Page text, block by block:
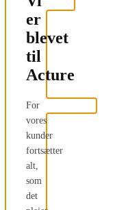
er
blevet
til
Acture
For
vores
kunder
fortsætter
alt,
som
det